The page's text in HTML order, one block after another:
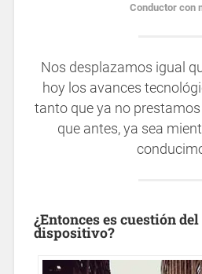
Conductor con
Nos desplazamos igual
hoy los avances
tanto que ya no
que antes, ya sea
¿Entonces es cuestión
dispositivo?